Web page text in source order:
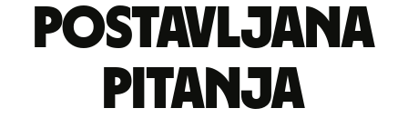
postavljana
pitanja